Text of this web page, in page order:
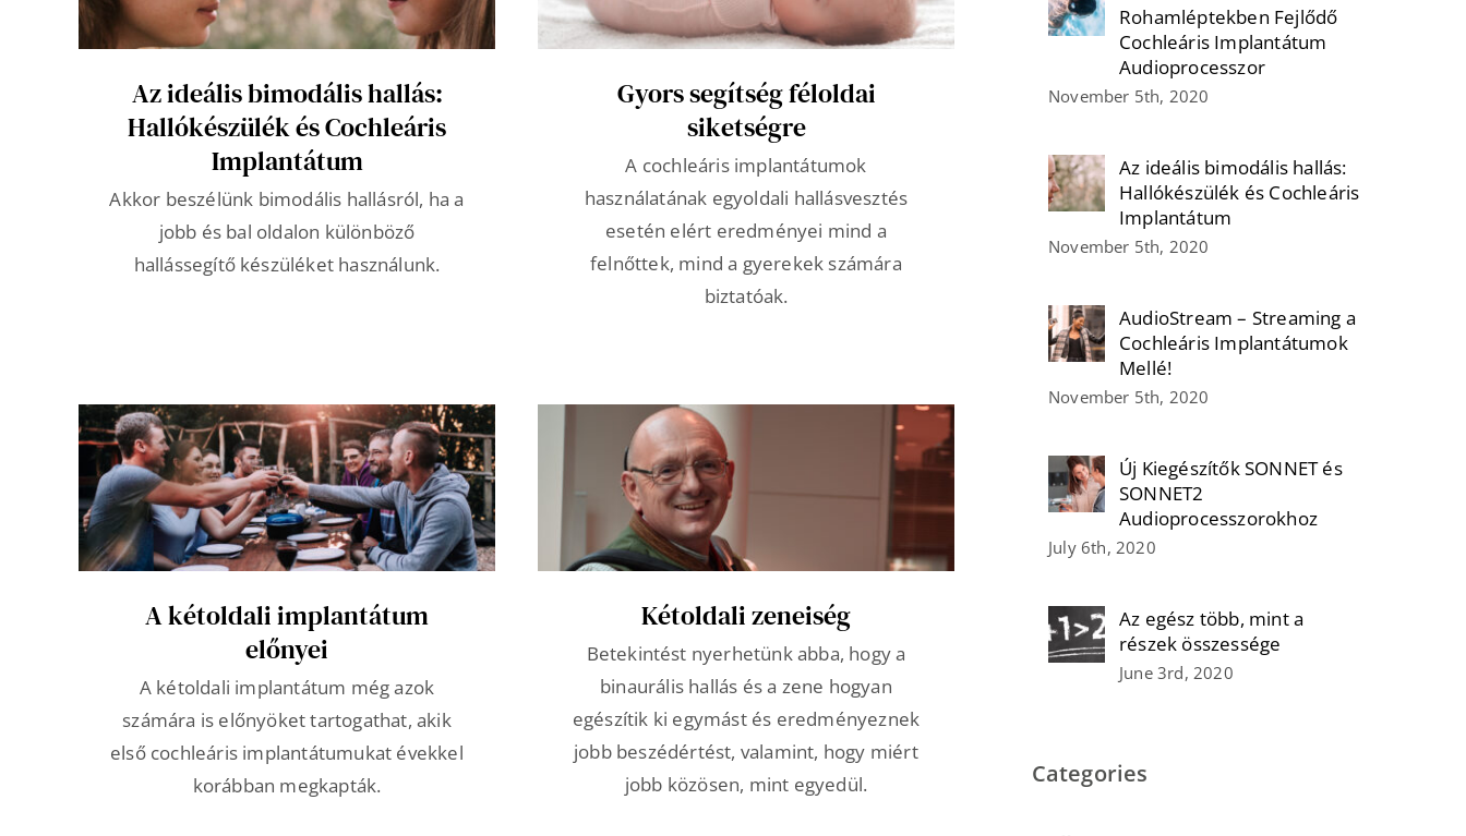
Az ideális bimodális hallás:
Hallókészülék és Cochleáris
Implantátum
Akkor beszélünk bimodális hallásról, ha a
jobb és bal oldalon különböző
hallássegítő készüléket használunk.
Gyors segítség féloldai
siketségre
A cochleáris implantátumok
használatának egyoldali hallásvesztés
esetén elért eredményei mind a
felnőttek, mind a gyerekek számára
biztatóak.
A kétoldali implantátum
előnyei
A kétoldali implantátum még azok
számára is előnyöket tartogathat, akik
első cochleáris implantátumukat évekkel
korábban megkapták.
Kétoldali zeneiség
Betekintést nyerhetünk abba, hogy a
binaurális hallás és a zene hogyan
egészítik ki egymást és eredményeznek
jobb beszédértést, valamint, hogy miért
jobb közösen, mint egyedül.
Rohamléptekben Fejlődő
Cochleáris Implantátum
Audioprocesszor
November 5th, 2020
Az ideális bimodális hallás:
Hallókészülék és Cochleáris
Implantátum
November 5th, 2020
AudioStream – Streaming a
Cochleáris Implantátumok
Mellé!
November 5th, 2020
Új Kiegészítők SONNET és
SONNET2
Audioprocesszorokhoz
July 6th, 2020
Az egész több, mint a
részek összessége
June 3rd, 2020
Categories